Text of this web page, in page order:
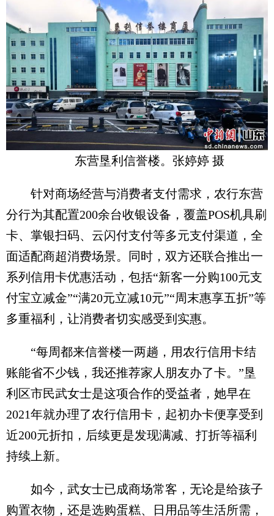
东营垦利信誉楼。张婷婷 摄
针对商场经营与消费者支付需求，农行东营
分行为其配置200余台收银设备，覆盖POS机具刷
卡、掌银扫码、云闪付支付等多元支付渠道，全
面适配商超消费场景。同时，双方还联合推出一
系列信用卡优惠活动，包括“新客一分购100元支
付宝立减金”“满20元立减10元”“周末惠享五折”等
多重福利，让消费者切实感受到实惠。
“每周都来信誉楼一两趟，用农行信用卡结
账能省不少钱，我还推荐家人朋友办了卡。”垦
利区市民武女士是这项合作的受益者，她早在
2021年就办理了农行信用卡，起初办卡便享受到
近200元折扣，后续更是发现满减、打折等福利
持续上新。
如今，武女士已成商场常客，无论是给孩子
购置衣物，还是选购蛋糕、日用品等生活所需，